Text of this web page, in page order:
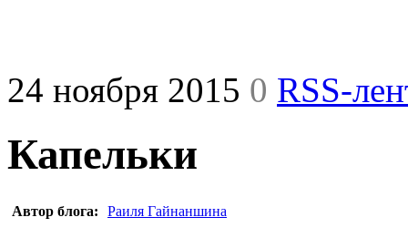
24 ноября 2015 0 RSS-
Капельки
Автор блога: Раиля Гайнаншина